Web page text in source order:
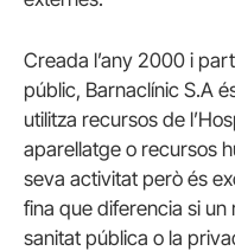
Creada l’any 2000 i
públic, Barnaclínic S.A
utilitza recursos de
aparellatge o recursos
seva activitat però és
fina que diferencia si un
sanitat pública o la